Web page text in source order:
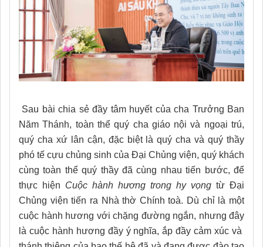
Sau bài chia sẻ đầy tâm huyết của cha Trưởng Ban
Năm Thánh, toàn thể quý cha giáo nội và ngoại trú,
quý cha xứ lân cận, đặc biệt là quý cha và quý thầy
phó tế cựu chủng sinh của Đại Chủng viện, quý khách
cùng toàn thể quý thầy đã cùng nhau tiến bước, để
thực hiện Cuộc hành hương trong hy vọng từ Đại
Chủng viện tiến ra Nhà thờ Chính toà. Dù chỉ là một
cuộc hành hương với chặng đường ngắn, nhưng đây
là cuộc hành hương đầy ý nghĩa, ắp đầy cảm xúc và